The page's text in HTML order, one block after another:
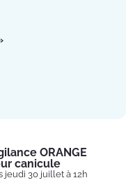
ORANGE
canicule
jeudi 30 juillet à 12h